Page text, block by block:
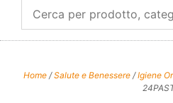
Home/Salute e Benessere/Igiene